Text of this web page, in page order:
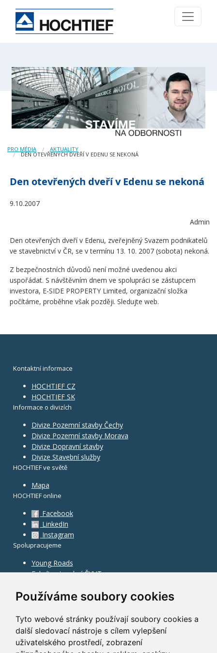
Používáme soubory cookies
Tyto webové stránky používají soubory cookies a
další sledovací nástroje s cílem vylepšení
uživatelského prostředí, zobrazení
PRO MÉDIA AKTUALITY
DEN OTEVŘENÝCH DVEŘÍ V EDENU SE NEKONÁ
Den otevřených dveří v Edenu se nekoná
9.10.2007
Admin
Den otevřených dveří v Edenu, zveřejněný Svazem podnikatelů
ve stavebnictví v ČR, se v termínu 13. 10. 2007 (sobota) nekoná.
Z bezpečnostních důvodů není možné uvedenou akci
uspořádat. S návštěvním dnem ve spolupráci se zástupcem
investora, E-SIDE PROPERTY Limited, organizační složka
počítáme, proběhne však později. Sledujte web.
Kontaktní informace
HOCHTIEF CZ
HOCHTIEF SK
Informace o divizích
Divize Pozemní stavby Čechy
Divize Pozemní stavby Morava
Divize Dopravní stavby
Divize Stavební služby
HOCHTIEF ve světě
Mapa
HOCHTIEF online
Facebook
LinkedIn
Instagram
Spolupracujeme
Young Roads
Fakulta stavební ČVUT